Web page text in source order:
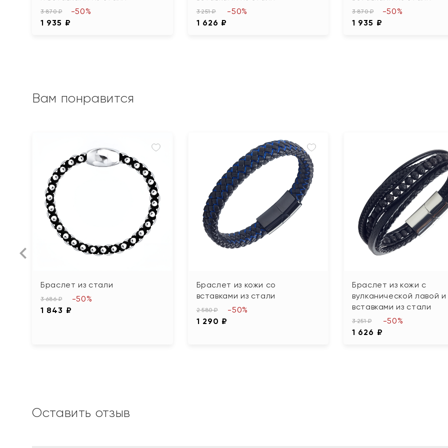
3 870 ₽
1 935 ₽
-50% 3 251 ₽
1 626 ₽
-50% 3 870 ₽
1 935 ₽
-50%
Вам понравится
Браслет из стали
3 686 ₽
1 843 ₽
-50%
Браслет из кожи со
вставками из стали
2 580 ₽
1 290 ₽
-50%
Браслет из кожи с
вулканической лавой и
вставками из стали
3 251 ₽
1 626 ₽
-50%
Оставить отзыв